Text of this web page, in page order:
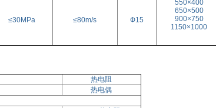
550×400
650×500
900×750
1150×1000
≤30MPa ≤80m/s Ф15
热电阻
热电偶